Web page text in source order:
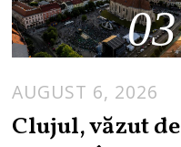
03
AUGUST 6, 2026
Clujul, văzut de